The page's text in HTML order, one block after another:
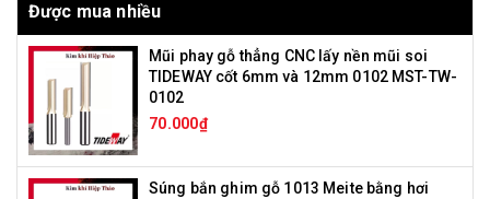
Được mua nhiều
Mũi phay gỗ thẳng CNC lấy nền mũi soi
TIDEWAY cốt 6mm và 12mm 0102 MST-TW-
0102
70.000₫
Súng bắn ghim gỗ 1013 Meite bằng hơi